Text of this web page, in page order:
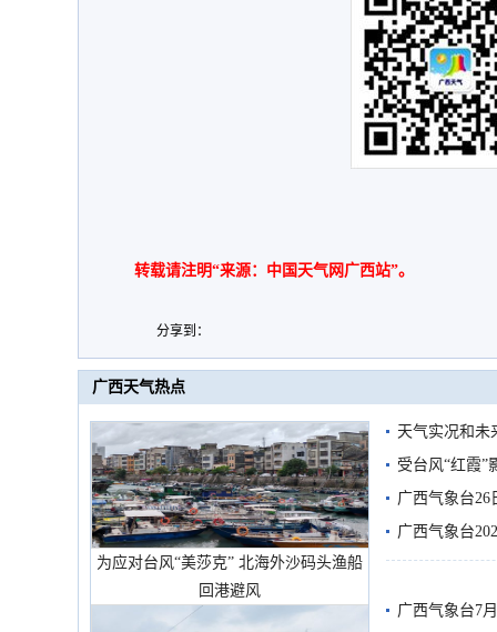
转载请注明“来源：中国天气网广西站”。
分享到：
广西天气热点
为应对台风“美莎克” 北海外沙码头渔船
回港避风
天气实况和未
受台风“红霞”
有较强降雨
广西气象台26
广西气象台
预警
广西气象台7